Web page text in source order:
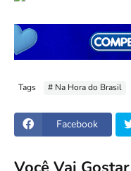
Tags # Na Hora do Brasil
Facebook